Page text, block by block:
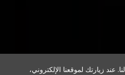
عند زيارتك لموقعنا الإلكتروني،